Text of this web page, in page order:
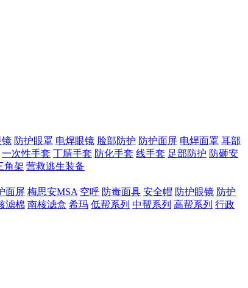
镜 防护眼罩 电焊眼镜 脸部防护 防护面屏 电焊面罩 耳部
一次性手套 丁腈手套 防化手套 线手套 足部防护 防砸安
角架 营救逃生装备
面屏 梅思安MSA 空呼 防毒面具 安全帽 防护眼镜 防护
滤棉 南核滤盒 希玛 低帮系列 中帮系列 高帮系列 行政